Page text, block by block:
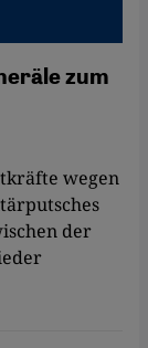
zum
wegen
der